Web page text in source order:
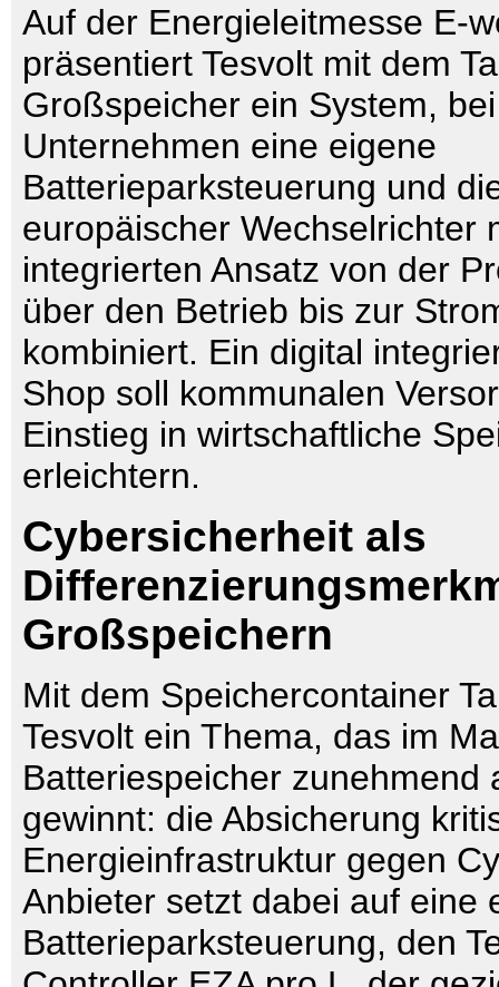
Auf der Energieleitmesse E-
präsentiert Tesvolt mit dem
Großspeicher ein System,
Unternehmen eine eigene
Batterieparksteuerung und
europäischer Wechselrichter
integrierten Ansatz von der
über den Betrieb bis zur
kombiniert. Ein digital
Shop soll kommunalen
Einstieg in wirtschaftliche
erleichtern.
Cybersicherheit als
Großspeichern
Mit dem Speichercontainer
Tesvolt ein Thema, das im
Batteriespeicher zunehmend
gewinnt: die Absicherung
Energieinfrastruktur gegen
Anbieter setzt dabei auf eine
Batterieparksteuerung, den